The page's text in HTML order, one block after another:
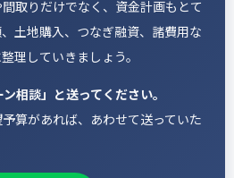
取りだけでなく、資金計画もとて
土地購入、つなぎ融資、諸費用な
理していきましょう。
相談」と送ってください。
算があれば、あわせて送っていた